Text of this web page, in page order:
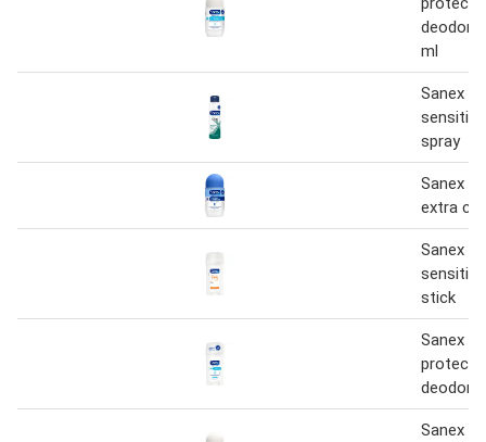
ml
Sanex
spray
Sanex
extra
Sanex
stick
Sanex
Sanex